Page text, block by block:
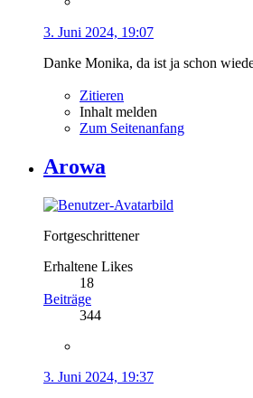
3. Juni 2024, 19:07
Danke Monika, da ist ja schon
Zitieren
Inhalt melden
Zum Seitenanfang
Arowa
Fortgeschrittener
Erhaltene Likes
18
Beiträge
344
3. Juni 2024, 19:37